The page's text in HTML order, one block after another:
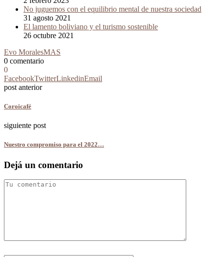
No juguemos con el equilibrio mental de nuestra sociedad
31 agosto 2021
El lamento boliviano y el turismo sostenible
26 octubre 2021
Evo MoralesMAS
0 comentario
0
FacebookTwitterLinkedinEmail
post anterior
Coroicafé
siguiente post
Nuestro compromiso para el 2022…
Dejá un comentario